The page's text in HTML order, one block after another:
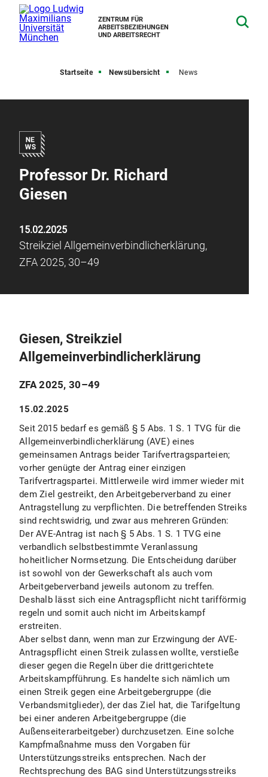
ZENTRUM FÜR
ARBEITSBEZIEHUNGEN
UND ARBEITSRECHT
Startseite Newsübersicht News
Professor Dr. Richard
Giesen
15.02.2025
Streikziel Allgemeinverbindlicherklärung,
ZFA 2025, 30–49
Giesen, Streikziel
Allgemeinverbindlicherklärung
ZFA 2025, 30–49
15.02.2025
Seit 2015 bedarf es gemäß § 5 Abs. 1 S. 1 TVG für die
Allgemeinverbindlicherklärung (AVE) eines
gemeinsamen Antrags beider Tarifvertragsparteien;
vorher genügte der Antrag einer einzigen
Tarifvertragspartei. Mittlerweile wird immer wieder mit
dem Ziel gestreikt, den Arbeitgeberverband zu einer
Antragstellung zu verpflichten. Die betreffenden Streiks
sind rechtswidrig, und zwar aus mehreren Gründen:
Der AVE-Antrag ist nach § 5 Abs. 1 S. 1 TVG eine
verbandlich selbstbestimmte Veranlassung
hoheitlicher Normsetzung. Die Entscheidung darüber
ist sowohl von der Gewerkschaft als auch vom
Arbeitgeberverband jeweils autonom zu treffen.
Deshalb lässt sich eine Antragspflicht nicht tarifförmig
regeln und somit auch nicht im Arbeitskampf
erstreiten.
Aber selbst dann, wenn man zur Erzwingung der AVE-
Antragspflicht einen Streik zulassen wollte, verstieße
dieser gegen die Regeln über die drittgerichtete
Arbeitskampfführung. Es handelte sich nämlich um
einen Streik gegen eine Arbeitgebergruppe (die
Verbandsmitglieder), der das Ziel hat, die Tarifgeltung
bei einer anderen Arbeitgebergruppe (die
Außenseiterarbeitgeber) durchzusetzen. Eine solche
Kampfmaßnahme muss den Vorgaben für
Unterstützungsstreiks entsprechen. Nach der
Rechtsprechung des BAG sind Unterstützungsstreiks